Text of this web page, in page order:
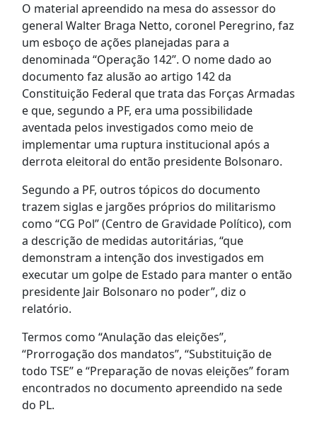
O material apreendido na mesa do assessor do
general Walter Braga Netto, coronel Peregrino, faz
um esboço de ações planejadas para a
denominada “Operação 142”. O nome dado ao
documento faz alusão ao artigo 142 da
Constituição Federal que trata das Forças Armadas
e que, segundo a PF, era uma possibilidade
aventada pelos investigados como meio de
implementar uma ruptura institucional após a
derrota eleitoral do então presidente Bolsonaro.
Segundo a PF, outros tópicos do documento
trazem siglas e jargões próprios do militarismo
como “CG Pol” (Centro de Gravidade Político), com
a descrição de medidas autoritárias, “que
demonstram a intenção dos investigados em
executar um golpe de Estado para manter o então
presidente Jair Bolsonaro no poder”, diz o
relatório.
Termos como “Anulação das eleições”,
“Prorrogação dos mandatos”, “Substituição de
todo TSE” e “Preparação de novas eleições” foram
encontrados no documento apreendido na sede
do PL.